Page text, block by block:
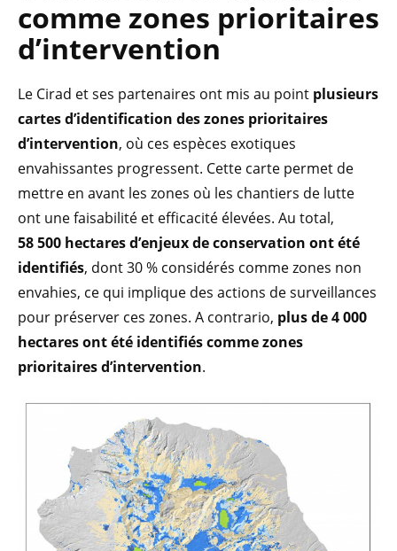
comme zones prioritaires
d’intervention
Le Cirad et ses partenaires ont mis au point plusieurs
cartes d’identification des zones prioritaires
d’intervention, où ces espèces exotiques
envahissantes progressent. Cette carte permet de
mettre en avant les zones où les chantiers de lutte
ont une faisabilité et efficacité élevées. Au total,
58 500 hectares d’enjeux de conservation ont été
identifiés, dont 30 % considérés comme zones non
envahies, ce qui implique des actions de surveillances
pour préserver ces zones. A contrario, plus de 4 000
hectares ont été identifiés comme zones
prioritaires d’intervention.